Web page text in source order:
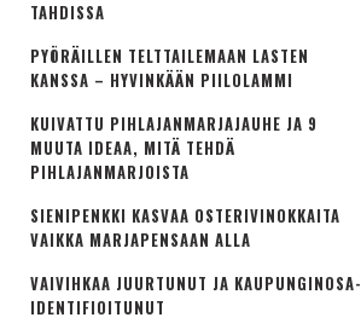
TAHDISSA
PYÖRÄILLEN TELTTAILEMAAN LASTEN
KANSSA – HYVINKÄÄN PIILOLAMMI
KUIVATTU PIHLAJANMARJAJAUHE JA 9
MUUTA IDEAA, MITÄ TEHDÄ
PIHLAJANMARJOISTA
SIENIPENKKI KASVAA OSTERIVINOKKAITA
VAIKKA MARJAPENSAAN ALLA
VAIVIHKAA JUURTUNUT JA KAUPUNGINOSA­
IDENTIFIOITUNUT